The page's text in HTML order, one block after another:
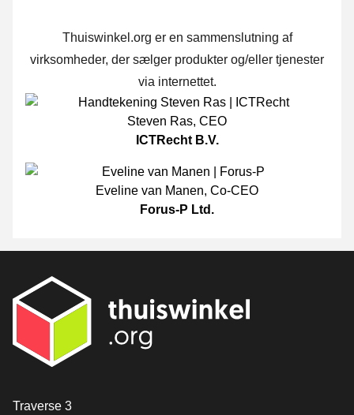
Thuiswinkel.org er en sammenslutning af
virksomheder, der sælger produkter og/eller tjenester
via internettet.
Steven Ras, CEO
ICTRecht B.V.
Eveline van Manen, Co-CEO
Forus-P Ltd.
[_General:Contact]
Traverse 3